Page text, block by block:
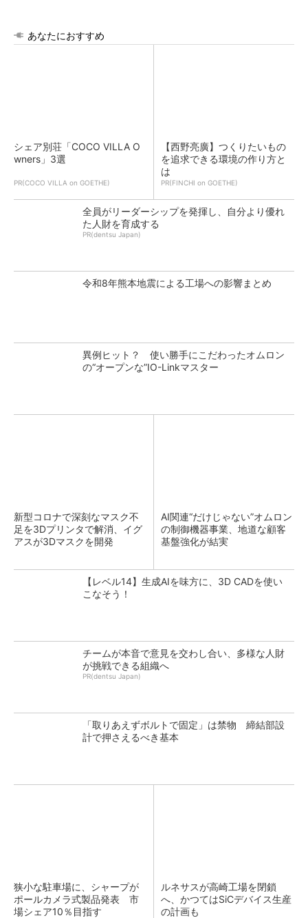
あなたにおすすめ
シェア別荘「COCO VILLA O
wners」3選
PR(COCO VILLA on GOETHE)
【西野亮廣】つくりたいもの
を追求できる環境の作り方と
は
PR(FINCHI on GOETHE)
全員がリーダーシップを発揮し、自分より優れ
た人財を育成する
PR(dentsu Japan)
令和8年熊本地震による工場への影響まとめ
異例ヒット？ 使い勝手にこだわったオムロン
の“オープンな”IO-Linkマスター
新型コロナで深刻なマスク不
足を3Dプリンタで解消、イグ
アスが3Dマスクを開発
AI関連“だけじゃない”オムロン
の制御機器事業、地道な顧客
基盤強化が結実
【レベル14】生成AIを味方に、3D CADを使い
こなそう！
チームが本音で意見を交わし合い、多様な人財
が挑戦できる組織へ
PR(dentsu Japan)
「取りあえずボルトで固定」は禁物 締結部設
計で押さえるべき基本
狭小な駐車場に、シャープが
ポールカメラ式製品発表 市
場シェア10％目指す
ルネサスが高崎工場を閉鎖
へ、かつてはSiCデバイス生産
の計画も